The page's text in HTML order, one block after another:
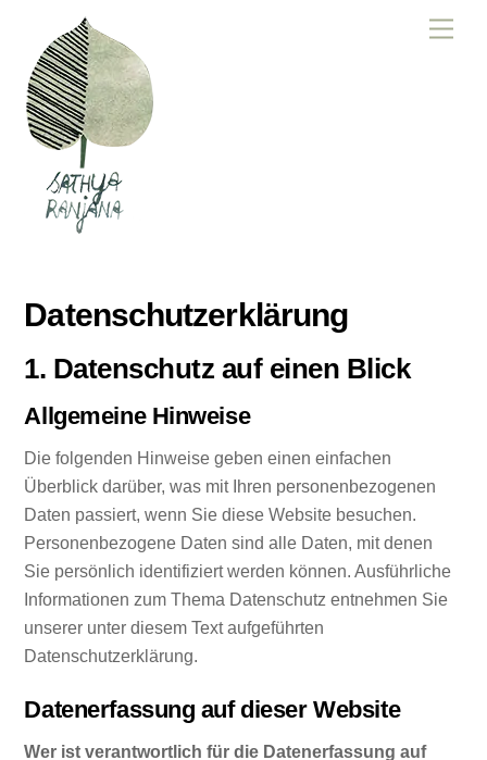
content
Datenschutzerklärung
1. Datenschutz auf einen Blick
Allgemeine Hinweise
Die folgenden Hinweise geben einen einfachen
Überblick darüber, was mit Ihren personenbezogenen
Daten passiert, wenn Sie diese Website besuchen.
Personenbezogene Daten sind alle Daten, mit denen
Sie persönlich identifiziert werden können. Ausführliche
Informationen zum Thema Datenschutz entnehmen Sie
unserer unter diesem Text aufgeführten
Datenschutzerklärung.
Datenerfassung auf dieser Website
Wer ist verantwortlich für die Datenerfassung auf